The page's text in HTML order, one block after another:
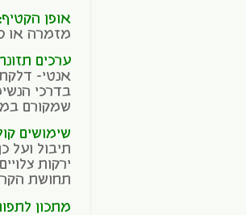
אופן הקטיף:
מזמרה או
ערכים
אנטי-
בדרכי
שמקורם
שימושים
תיבול ועל
ירקות
תחושת
מתכון